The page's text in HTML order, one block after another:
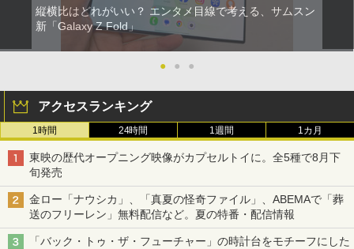
縦横比はどれがいい？ エンタメ目線で考える、サムスン
新「Galaxy Z Fold」
● ● ●
アクセスランキング
1時間 24時間 1週間 1カ月
東映の歴代オープニング映像がカプセルトイに。全5種で8月下
旬発売
金ロー「ナウシカ」、「真夏の怪奇ファイル」、ABEMAで「葬
送のフリーレン」無料配信など。夏の特番・配信情報
「バック・トゥ・ザ・フューチャー」の時計台をモチーフにした